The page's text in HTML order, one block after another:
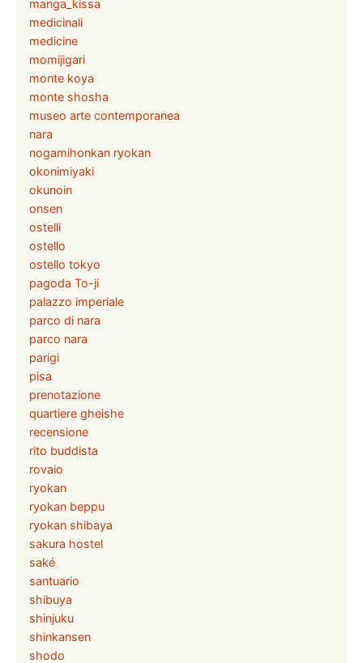
manga_kissa
medicinali
medicine
momijigari
monte koya
monte shosha
museo arte contemporanea
nara
nogamihonkan ryokan
okonimiyaki
okunoin
onsen
ostelli
ostello
ostello tokyo
pagoda To-ji
palazzo imperiale
parco di nara
parco nara
parigi
pisa
prenotazione
quartiere gheishe
recensione
rito buddista
rovaio
ryokan
ryokan beppu
ryokan shibaya
sakura hostel
saké
santuario
shibuya
shinjuku
shinkansen
shodo